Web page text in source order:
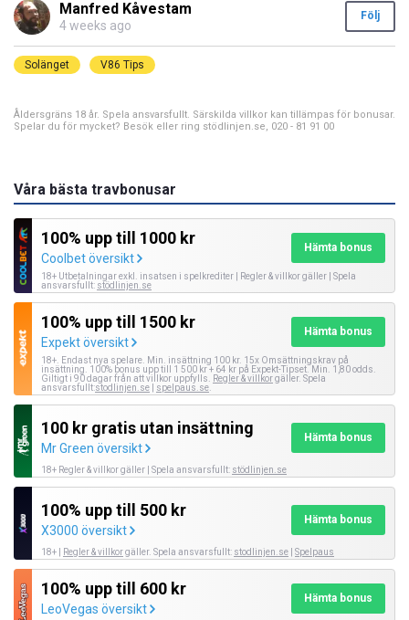
Manfred Kåvestam
4 weeks ago
Följ
Solänget V86 Tips
Åldersgräns 18 år. Spela ansvarsfullt. Särskilda villkor kan tillämpas för bonusar.
Spelar du för mycket? Besök eller ring stödlinjen.se, 020 - 81 91 00
Våra bästa travbonusar
100% upp till 1000 kr
Coolbet översikt
Hämta bonus
18+ Utbetalningar exkl. insatsen i spelkrediter | Regler & villkor gäller | Spela
ansvarsfullt: stödlinjen.se
100% upp till 1500 kr
Expekt översikt
Hämta bonus
18+. Endast nya spelare. Min. insättning 100 kr. 15x Omsättningskrav på
insättning. 100% bonus upp till 1 500 kr + 64 kr på Expekt-Tipset. Min. 1,80 odds.
Giltigt i 90 dagar från att villkor uppfylls.
Regler & villkorgäller. Spela
ansvarsfullt:stodlinjen.se spelpaus.se
100 kr gratis utan insättning
Mr Green översikt
Hämta bonus
18+ Regler & villkor gäller | Spela ansvarsfullt: stödlinjen.se
100% upp till 500 kr
X3000 översikt
Hämta bonus
18+ | Regler & villkorgäller. Spela ansvarsfullt: stodlinjen.se Spelpaus
100% upp till 600 kr
LeoVegas översikt
Hämta bonus